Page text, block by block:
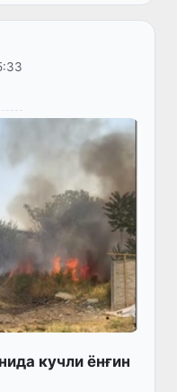
кучли ёнғин